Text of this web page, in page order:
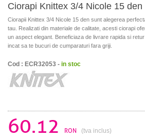
Ciorapi Knittex 3/4 Nicole 15 den
Ciorapii Knittex 3/4 Nicole 15 den sunt alegerea
tau. Realizati din materiale de calitate, acesti ciorapi
un aspect elegant. Beneficiaza de livrare rapida si
incat sa te bucuri de cumparaturi fara griji.
Cod : ECR32053 - in stoc
60.12 RON (tva inclus)